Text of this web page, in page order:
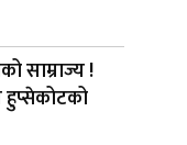
साम्राज्य !
हुप्सेकोटको